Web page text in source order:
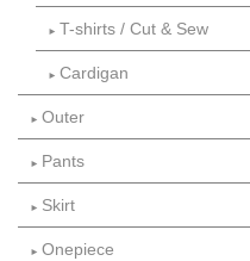
► T-shirts / Cut & Sew
► Cardigan
► Outer
► Pants
► Skirt
► Onepiece